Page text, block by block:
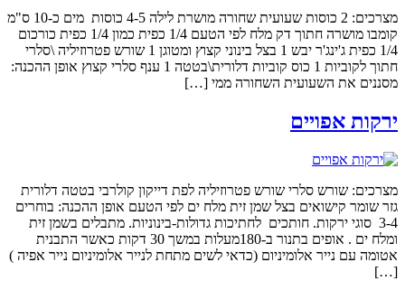
מצרכים: 2 כוסות שעועית שחורה מושרת לילה 4-5 כוסות מים כ-10 ס"מ
קומבו מושרה חתוך דק מלח לפי הטעם 1/4 כפית כמון 1/4 כפית כורכום
1/4 כפית ג'ינג'ר יבש 1 בצל בינוני קצוץ ומטוגן 1 שורש פטרוזיליה \סלרי
חתוך לקוביות 1 כוס קוביות דלורית\בטטה 1 ענף סלרי קצוץ אופן ההכנה:
מסננים את השעועית השחורה ממי […]
ירקות אפויים
מצרכים: שורש סלרי שורש פטרוזיליה לפת דייקון קולרבי בטטה דלורית
גזר שומר קישואים בצל שמן זית מלח ים לפי הטעם אופן ההכנה: בוחרים
3-4 סוגי ירקות. חותכים לחתיכות גדולות-בינוניות. מתבלים בשמן זית
ומלח ים . אופים בתנור ב-180מעלות במשך 30 דקות כאשר התבנית
אטומה עם נייר אלומיניום (כדאי לשים מתחת לנייר אלומיניום נייר אפיה )
[…]